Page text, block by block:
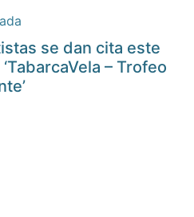
se dan cita este
– Trofeo